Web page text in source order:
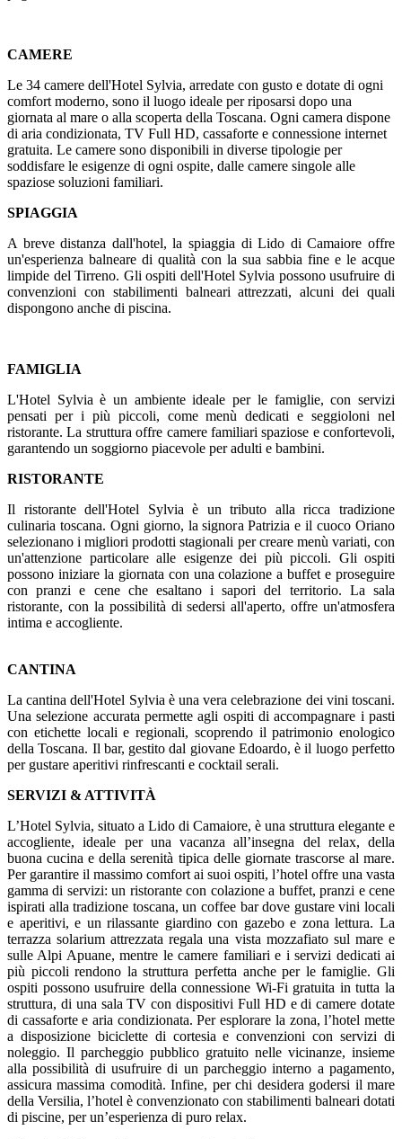
CAMERE
Le 34 camere dell'Hotel Sylvia, arredate con gusto e dotate di ogni
comfort moderno, sono il luogo ideale per riposarsi dopo una
giornata al mare o alla scoperta della Toscana. Ogni camera dispone
di aria condizionata, TV Full HD, cassaforte e connessione internet
gratuita. Le camere sono disponibili in diverse tipologie per
soddisfare le esigenze di ogni ospite, dalle camere singole alle
spaziose soluzioni familiari.
SPIAGGIA
A breve distanza dall'hotel, la spiaggia di Lido di Camaiore offre
un'esperienza balneare di qualità con la sua sabbia fine e le acque
limpide del Tirreno. Gli ospiti dell'Hotel Sylvia possono usufruire di
convenzioni con stabilimenti balneari attrezzati, alcuni dei quali
dispongono anche di piscina.
FAMIGLIA
L'Hotel Sylvia è un ambiente ideale per le famiglie, con servizi
pensati per i più piccoli, come menù dedicati e seggioloni nel
ristorante. La struttura offre camere familiari spaziose e confortevoli,
garantendo un soggiorno piacevole per adulti e bambini.
RISTORANTE
Il ristorante dell'Hotel Sylvia è un tributo alla ricca tradizione
culinaria toscana. Ogni giorno, la signora Patrizia e il cuoco Oriano
selezionano i migliori prodotti stagionali per creare menù variati, con
un'attenzione particolare alle esigenze dei più piccoli. Gli ospiti
possono iniziare la giornata con una colazione a buffet e proseguire
con pranzi e cene che esaltano i sapori del territorio. La sala
ristorante, con la possibilità di sedersi all'aperto, offre un'atmosfera
intima e accogliente.
CANTINA
La cantina dell'Hotel Sylvia è una vera celebrazione dei vini toscani.
Una selezione accurata permette agli ospiti di accompagnare i pasti
con etichette locali e regionali, scoprendo il patrimonio enologico
della Toscana. Il bar, gestito dal giovane Edoardo, è il luogo perfetto
per gustare aperitivi rinfrescanti e cocktail serali.
SERVIZI & ATTIVITÀ
L’Hotel Sylvia, situato a Lido di Camaiore, è una struttura elegante e
accogliente, ideale per una vacanza all’insegna del relax, della
buona cucina e della serenità tipica delle giornate trascorse al mare.
Per garantire il massimo comfort ai suoi ospiti, l’hotel offre una vasta
gamma di servizi: un ristorante con colazione a buffet, pranzi e cene
ispirati alla tradizione toscana, un coffee bar dove gustare vini locali
e aperitivi, e un rilassante giardino con gazebo e zona lettura. La
terrazza solarium attrezzata regala una vista mozzafiato sul mare e
sulle Alpi Apuane, mentre le camere familiari e i servizi dedicati ai
più piccoli rendono la struttura perfetta anche per le famiglie. Gli
ospiti possono usufruire della connessione Wi-Fi gratuita in tutta la
struttura, di una sala TV con dispositivi Full HD e di camere dotate
di cassaforte e aria condizionata. Per esplorare la zona, l’hotel mette
a disposizione biciclette di cortesia e convenzioni con servizi di
noleggio. Il parcheggio pubblico gratuito nelle vicinanze, insieme
alla possibilità di usufruire di un parcheggio interno a pagamento,
assicura massima comodità. Infine, per chi desidera godersi il mare
della Versilia, l’hotel è convenzionato con stabilimenti balneari dotati
di piscine, per un’esperienza di puro relax.